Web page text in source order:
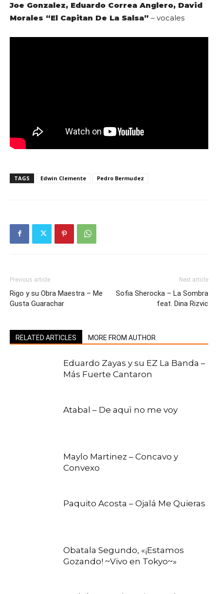
Joe Gonzalez, Eduardo Correa Anglero, David
Morales “El Capitan De La Salsa” – vocales
TAGS Edwin Clemente Pedro Bermudez
Previous article
Rigo y su Obra Maestra – Me
Gusta Guarachar
Next article
Sofia Sherocka – La Sombra
feat. Dina Rizvic
RELATED ARTICLES MORE FROM AUTHOR
Eduardo Zayas y su EZ La Banda –
Más Fuerte Cantaron
Atabal – De aquì no me voy
Maylo Martinez – Concavo y
Convexo
Paquito Acosta – Ojalá Me Quieras
Obatala Segundo, «¡Estamos
Gozando! ~Vivo en Tokyo~»